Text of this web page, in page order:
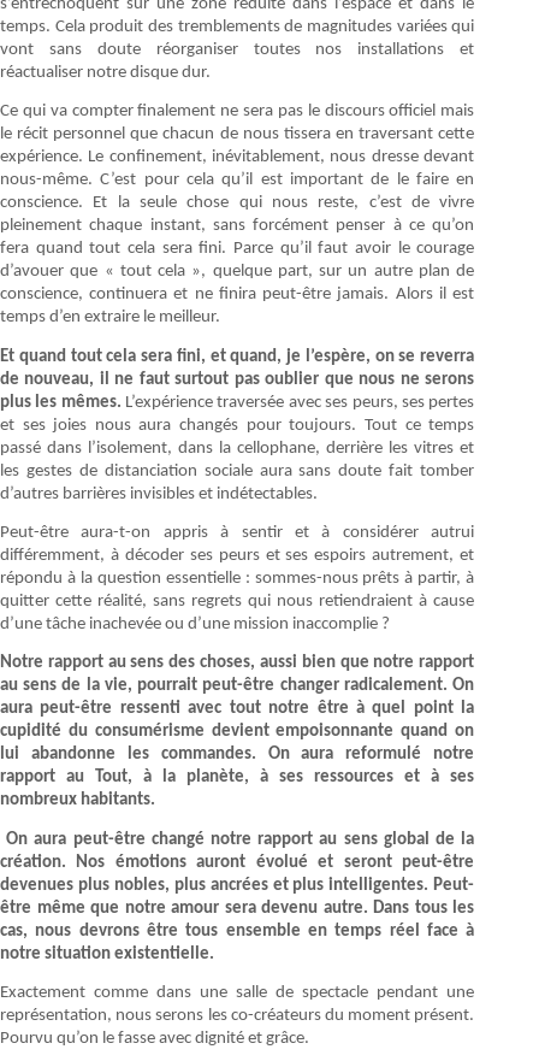
s’entrechoquent sur une zone réduite dans l’espace et dans le
temps. Cela produit des tremblements de magnitudes variées qui
vont sans doute réorganiser toutes nos installations et
réactualiser notre disque dur.
Ce qui va compter finalement ne sera pas le discours officiel mais
le récit personnel que chacun de nous tissera en traversant cette
expérience. Le confinement, inévitablement, nous dresse devant
nous-même. C’est pour cela qu’il est important de le faire en
conscience. Et la seule chose qui nous reste, c’est de vivre
pleinement chaque instant, sans forcément penser à ce qu’on
fera quand tout cela sera fini. Parce qu’il faut avoir le courage
d’avouer que « tout cela », quelque part, sur un autre plan de
conscience, continuera et ne finira peut-être jamais. Alors il est
temps d’en extraire le meilleur.
Et quand tout cela sera fini, et quand, je l’espère, on se reverra
de nouveau, il ne faut surtout pas oublier que nous ne serons
plus les mêmes. L’expérience traversée avec ses peurs, ses pertes
et ses joies nous aura changés pour toujours. Tout ce temps
passé dans l’isolement, dans la cellophane, derrière les vitres et
les gestes de distanciation sociale aura sans doute fait tomber
d’autres barrières invisibles et indétectables.
Peut-être aura-t-on appris à sentir et à considérer autrui
différemment, à décoder ses peurs et ses espoirs autrement, et
répondu à la question essentielle : sommes-nous prêts à partir, à
quitter cette réalité, sans regrets qui nous retiendraient à cause
d’une tâche inachevée ou d’une mission inaccomplie ?
Notre rapport au sens des choses, aussi bien que notre rapport
au sens de la vie, pourrait peut-être changer radicalement. On
aura peut-être ressenti avec tout notre être à quel point la
cupidité du consumérisme devient empoisonnante quand on
lui abandonne les commandes. On aura reformulé notre
rapport au Tout, à la planète, à ses ressources et à ses
nombreux habitants.
On aura peut-être changé notre rapport au sens global de la
création. Nos émotions auront évolué et seront peut-être
devenues plus nobles, plus ancrées et plus intelligentes. Peut-
être même que notre amour sera devenu autre. Dans tous les
cas, nous devrons être tous ensemble en temps réel face à
notre situation existentielle.
Exactement comme dans une salle de spectacle pendant une
représentation, nous serons les co-créateurs du moment présent.
Pourvu qu’on le fasse avec dignité et grâce.